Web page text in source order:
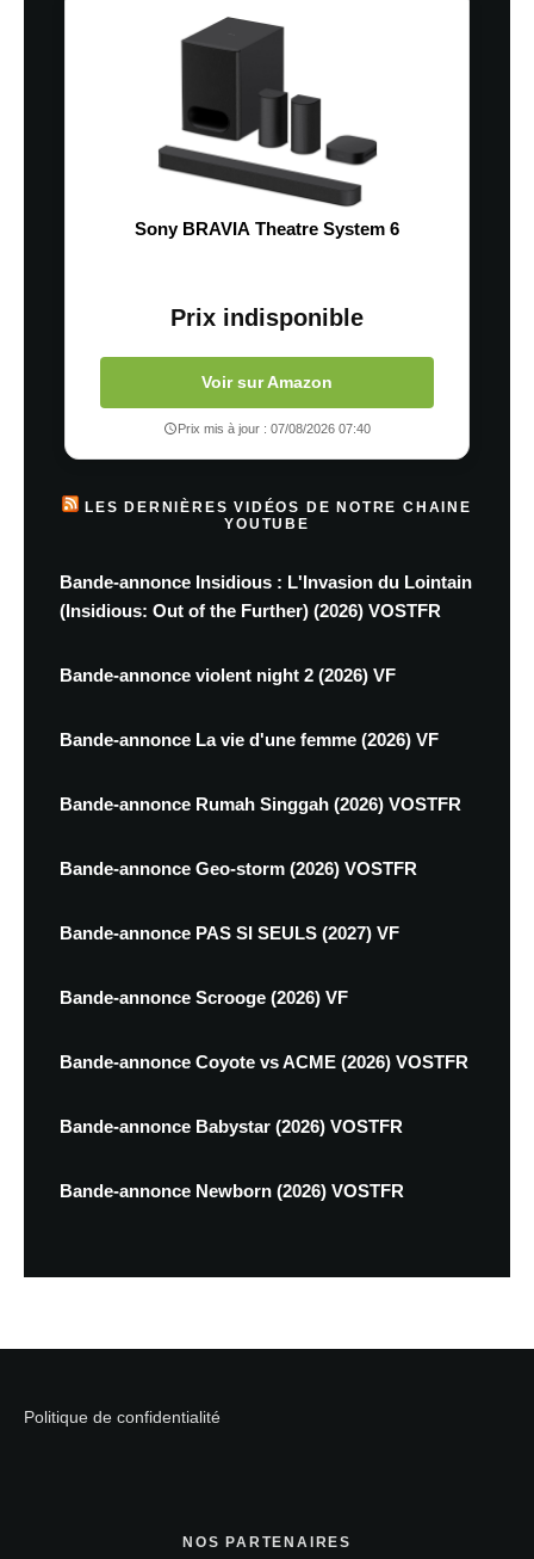
Sony BRAVIA Theatre System 6
Prix indisponible
Voir sur Amazon
Prix mis à jour : 07/08/2026 07:40
LES DERNIÈRES VIDÉOS DE NOTRE CHAINE
YOUTUBE
Bande-annonce Insidious : L'Invasion du Lointain
(Insidious: Out of the Further) (2026) VOSTFR
Bande-annonce violent night 2 (2026) VF
Bande-annonce La vie d'une femme (2026) VF
Bande-annonce Rumah Singgah (2026) VOSTFR
Bande-annonce Geo-storm (2026) VOSTFR
Bande-annonce PAS SI SEULS (2027) VF
Bande-annonce Scrooge (2026) VF
Bande-annonce Coyote vs ACME (2026) VOSTFR
Bande-annonce Babystar (2026) VOSTFR
Bande-annonce Newborn (2026) VOSTFR
Politique de confidentialité
NOS PARTENAIRES